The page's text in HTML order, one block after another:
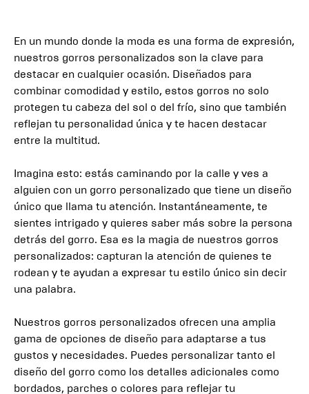
En un mundo donde la moda es una forma de expresión,
nuestros gorros personalizados son la clave para
destacar en cualquier ocasión. Diseñados para
combinar comodidad y estilo, estos gorros no solo
protegen tu cabeza del sol o del frío, sino que también
reflejan tu personalidad única y te hacen destacar
entre la multitud.
Imagina esto: estás caminando por la calle y ves a
alguien con un gorro personalizado que tiene un diseño
único que llama tu atención. Instantáneamente, te
sientes intrigado y quieres saber más sobre la persona
detrás del gorro. Esa es la magia de nuestros gorros
personalizados: capturan la atención de quienes te
rodean y te ayudan a expresar tu estilo único sin decir
una palabra.
Nuestros gorros personalizados ofrecen una amplia
gama de opciones de diseño para adaptarse a tus
gustos y necesidades. Puedes personalizar tanto el
diseño del gorro como los detalles adicionales como
bordados, parches o colores para reflejar tu